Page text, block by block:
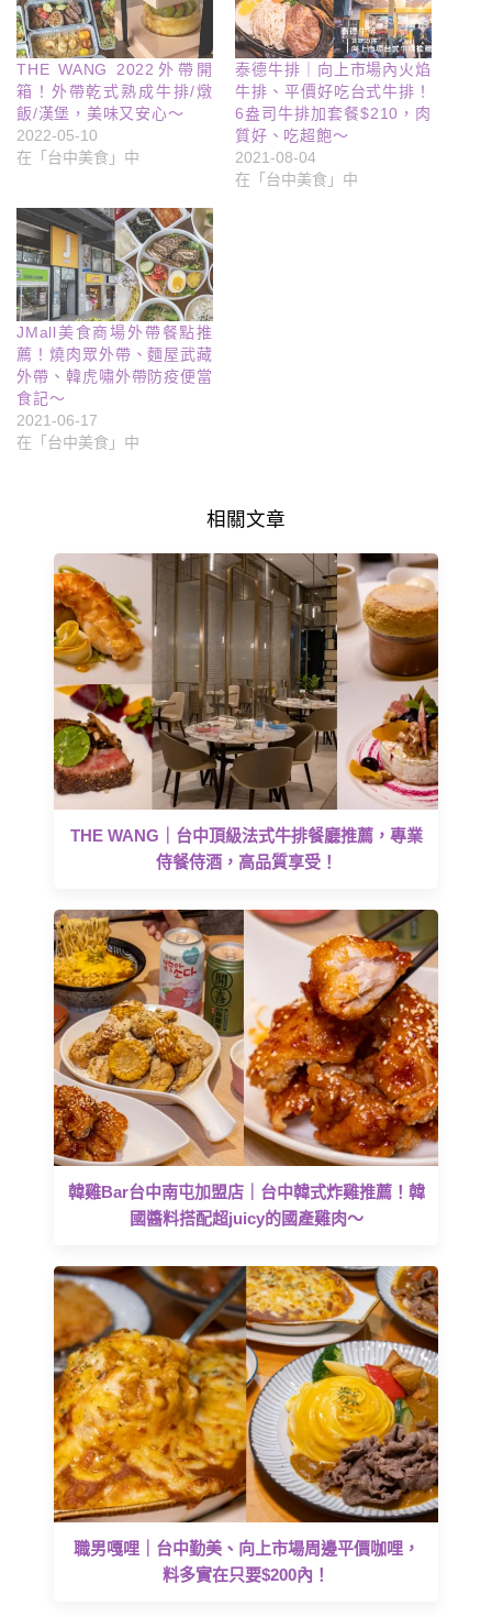
THE WANG 2022外帶開
箱！外帶乾式熟成牛排/燉
飯/漢堡，美味又安心～
2022-05-10
在「台中美食」中
泰德牛排｜向上市場內火焰
牛排、平價好吃台式牛排！
6盎司牛排加套餐$210，肉
質好、吃超飽～
2021-08-04
在「台中美食」中
JMall美食商場外帶餐點推
薦！燒肉眾外帶、麵屋武藏
外帶、韓虎嘯外帶防疫便當
食記～
2021-06-17
在「台中美食」中
相關文章
THE WANG｜台中頂級法式牛排餐廳推薦，專業
侍餐侍酒，高品質享受！
韓雞Bar台中南屯加盟店｜台中韓式炸雞推薦！韓
國醬料搭配超juicy的國產雞肉～
職男嘎哩｜台中勤美、向上市場周邊平價咖哩，
料多實在只要$200內！